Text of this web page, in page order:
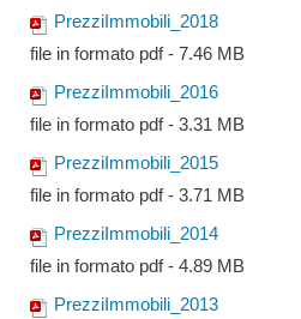
PrezziImmobili_2018
file in formato pdf - 7.46 MB
PrezziImmobili_2016
file in formato pdf - 3.31 MB
PrezziImmobili_2015
file in formato pdf - 3.71 MB
PrezziImmobili_2014
file in formato pdf - 4.89 MB
PrezziImmobili_2013